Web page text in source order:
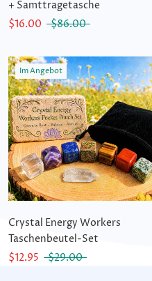
+ Samttragetasche
$16.00
$86.00
Im Angebot
Crystal Energy Workers
Taschenbeutel-Set
$12.95
$29.00